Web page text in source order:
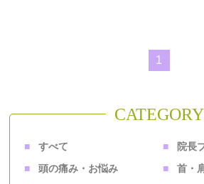
1
CATEGORY
すべて
院長
頭の痛み・お悩み
首・